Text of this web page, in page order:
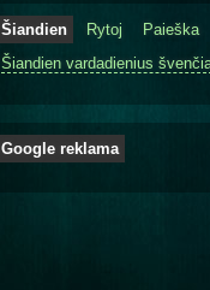
Šiandien Rytoj
Paieška
Šiandien vardadienius
Google reklama